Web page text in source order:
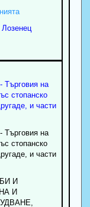
Търговия на
стопанско
и части
Търговия на
стопанско
и части
И
И